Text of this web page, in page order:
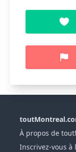
À propos de
Inscrivez-vous à